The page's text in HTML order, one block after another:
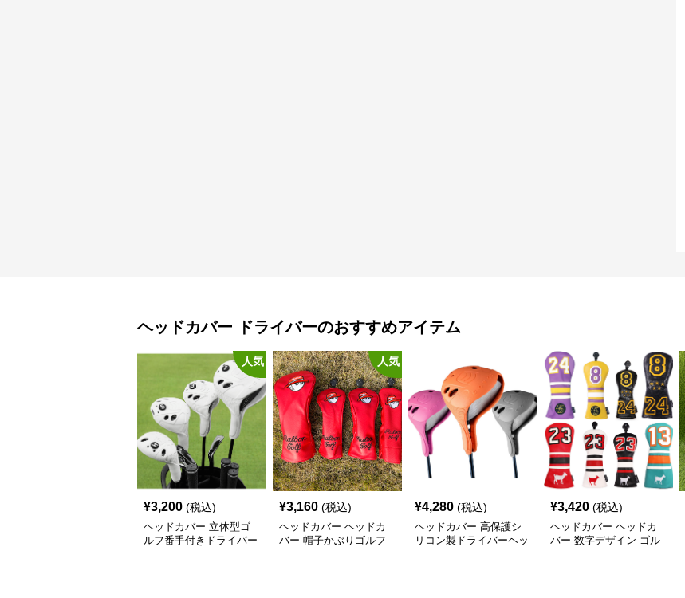
ヘッドカバー ドライバーのおすすめアイテム
人気
¥3,200 (税込)
ヘッドカバー 立体型ゴ
ルフ番手付きドライバー
人気
¥3,160 (税込)
ヘッドカバー ヘッドカ
バー 帽子かぶりゴルフ
¥4,280 (税込)
ヘッドカバー 高保護シ
リコン製ドライバーヘッ
¥3,420 (税込)
ヘッドカバー ヘッドカ
バー 数字デザイン ゴル